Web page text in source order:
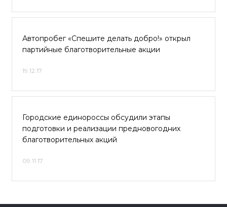
Автопробег «Спешите делать добро!» открыл
партийные благотворительные акции
19.12.17
Городские единороссы обсудили этапы
подготовки и реализации предновогодних
благотворительных акций
09.11.17